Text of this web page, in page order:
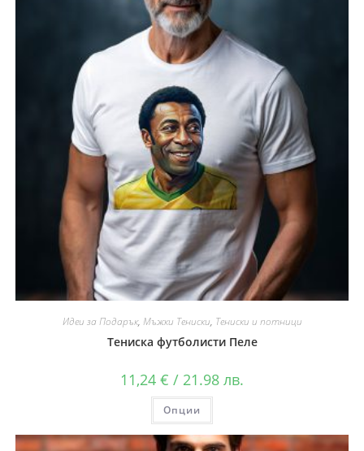
Идеи за Подарък, Мъжки Тениски, Тениски и потници
Тениска футболисти Пеле
11,24 € / 21.98 лв.
Опции